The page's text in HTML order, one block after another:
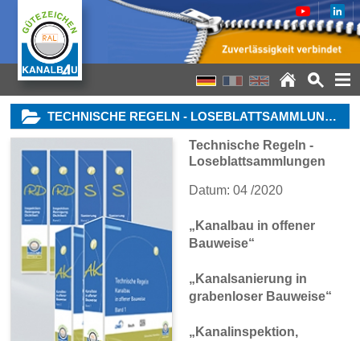
TECHNISCHE REGELN - LOSEBLATTSAMMLUNGEN
Technische Regeln -
Loseblattsammlungen
Datum: 04 /2020
„Kanalbau in offener
Bauweise“
„Kanalsanierung in
grabenloser Bauweise“
„ Kanalinspektion,